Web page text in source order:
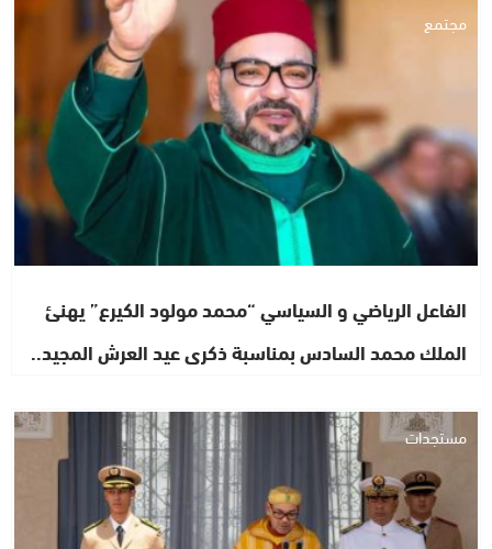
مجتمع
الفاعل الرياضي و السياسي “محمد مولود الكيرع” يهنئ
الملك محمد السادس بمناسبة ذكرى عيد العرش المجيد..
مستجدات